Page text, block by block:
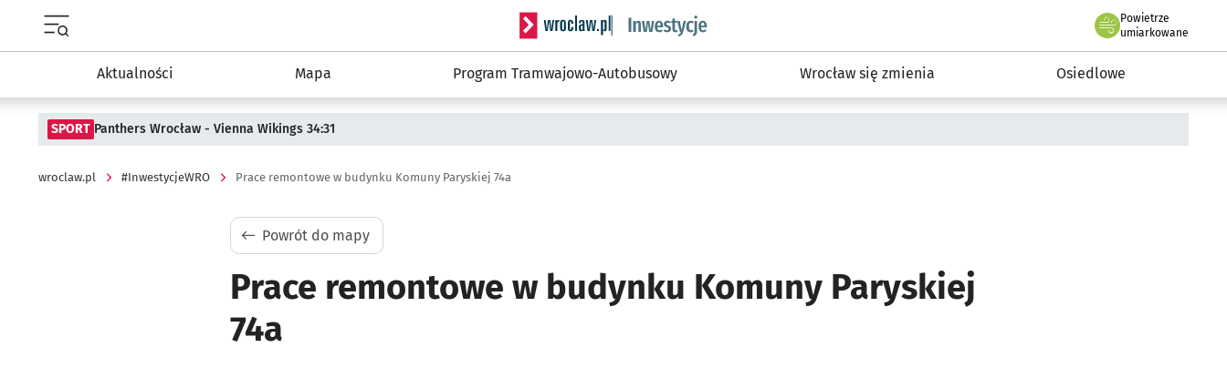
Serwis informacyjny wroclaw.pl podserwis: #InwestycjeWRO - miejskie inwestycje 2019-2032
Powietrze
we Wrocławiu
umiarkowane
Aktualności Mapa Program Tramwajowo-Autobusowy Wrocław się zmienia Osiedlowe
SPORT Panthers Wrocław - Vienna Wikings 34:31
wroclaw.pl #InwestycjeWRO Prace remontowe w budynku Komuny Paryskiej 74a
Powrót do mapy
Prace remontowe w budynku Komuny Paryskiej
74a